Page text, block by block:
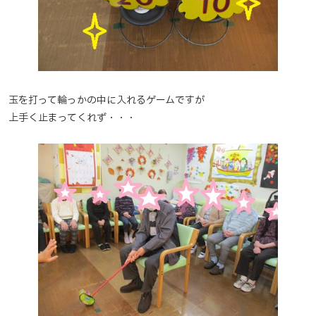
玉を打って輪っかの中に入れるゲームですが
上手く止まってくれず・・・